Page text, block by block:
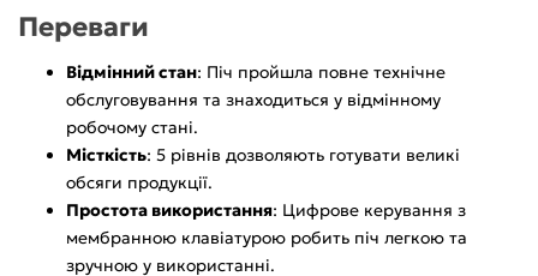
Переваги
Відмінний стан: Піч пройшла повне технічне
обслуговування та знаходиться у відмінному
робочому стані.
Місткість: 5 рівнів дозволяють готувати великі
обсяги продукції.
Простота використання: Цифрове керування з
мембранною клавіатурою робить піч легкою та
зручною у використанні.